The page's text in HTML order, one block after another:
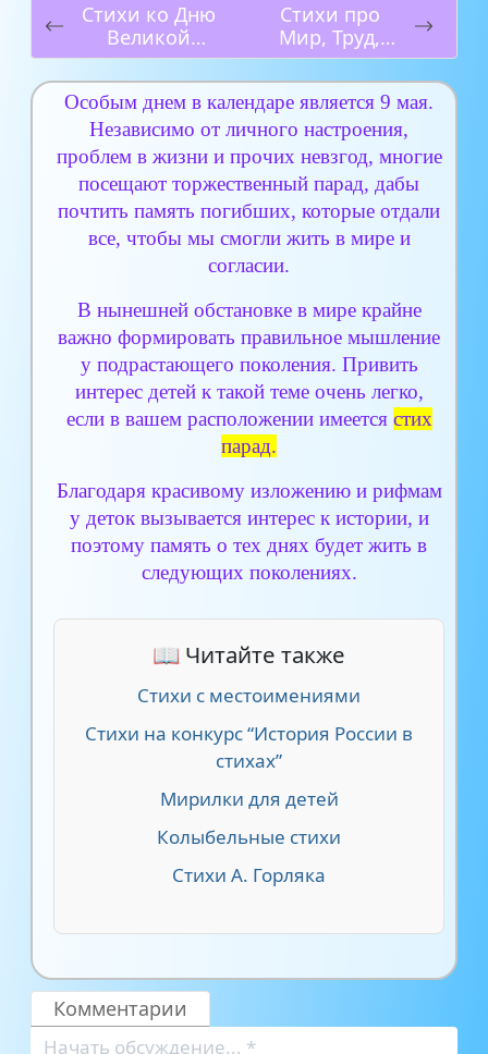
Стихи ко Дню
Великой
Победы
Стихи про
Мир, Труд,
Май!
Особым днем в календаре является 9 мая.
Независимо от личного настроения,
проблем в жизни и прочих невзгод, многие
посещают торжественный парад, дабы
почтить память погибших, которые отдали
все, чтобы мы смогли жить в мире и
согласии.
В нынешней обстановке в мире крайне
важно формировать правильное мышление
у подрастающего поколения. Привить
интерес детей к такой теме очень легко,
если в вашем расположении имеется стих
парад.
Благодаря красивому изложению и рифмам
у деток вызывается интерес к истории, и
поэтому память о тех днях будет жить в
следующих поколениях.
📖 Читайте также
Стихи с местоимениями
Стихи на конкурс “История России в
стихах”
Мирилки для детей
Колыбельные стихи
Стихи А. Горляка
Комментарии